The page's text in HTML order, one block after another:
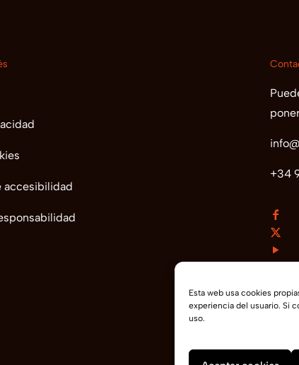
Esta web usa cookies
experiencia del usuario. Si
uso.
accesibilidad
+34